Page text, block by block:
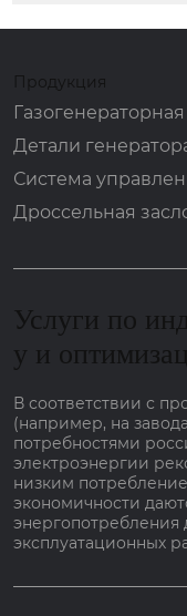
Продукция
Детали
Система
Дроссельная
Услуги по
у и
В соответствии с
(например, на
потребностями
электроэнергии
низким
экономичности
эксплуатационных